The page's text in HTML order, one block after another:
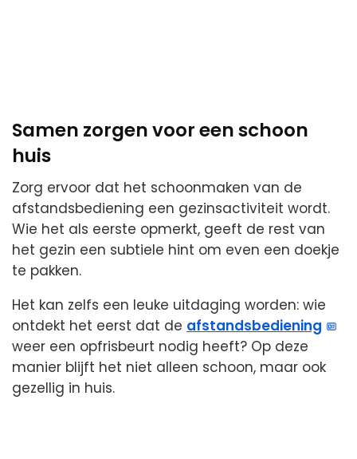
Samen zorgen voor een schoon
huis
Zorg ervoor dat het schoonmaken van de
afstandsbediening een gezinsactiviteit wordt.
Wie het als eerste opmerkt, geeft de rest van
het gezin een subtiele hint om even een doekje
te pakken.
Het kan zelfs een leuke uitdaging worden: wie
ontdekt het eerst dat de afstandsbediening
weer een opfrisbeurt nodig heeft? Op deze
manier blijft het niet alleen schoon, maar ook
gezellig in huis.